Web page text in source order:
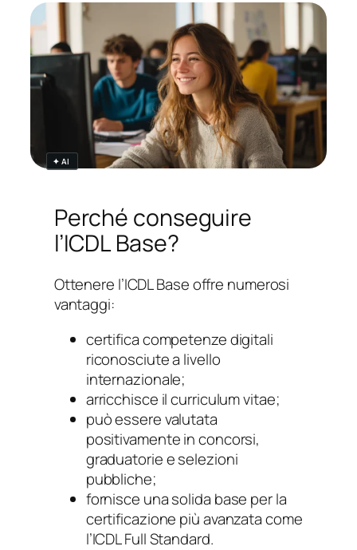
✦ AI
Perché conseguire
l’ICDL Base?
Ottenere l’ICDL Base offre numerosi
vantaggi:
certifica competenze digitali
riconosciute a livello
internazionale;
arricchisce il curriculum vitae;
può essere valutata
positivamente in concorsi,
graduatorie e selezioni
pubbliche;
fornisce una solida base per la
certificazione più avanzata come
l’ICDL Full Standard.